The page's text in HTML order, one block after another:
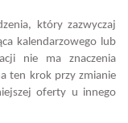
który zazwyczaj
kalendarzowego lub
nie ma znaczenia
ten krok przy zmianie
oferty u innego